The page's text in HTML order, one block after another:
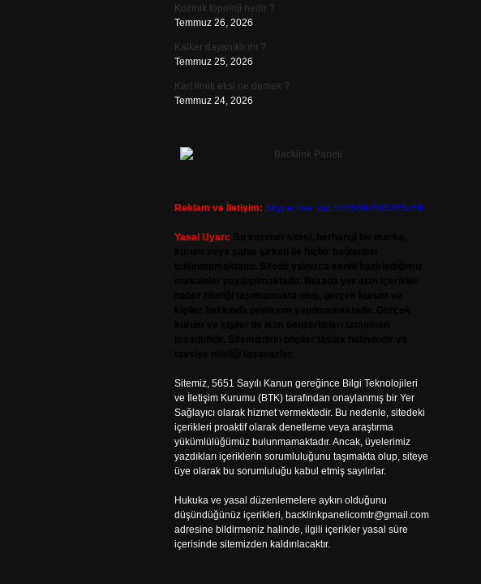
Kozmik topoloji nedir ?
Temmuz 26, 2026
Kalker dayanıklı mı ?
Temmuz 25, 2026
Kart limiti eksi ne demek ?
Temmuz 24, 2026
Reklam ve İletişim: Skype: live:.cid.575569c608265c69
Yasal Uyarı:
Sitemiz, 5651 Sayılı Kanun gereğince Bilgi Teknolojileri
ve İletişim Kurumu (BTK) tarafından onaylanmış bir Yer
Sağlayıcı olarak hizmet vermektedir. Bu nedenle, sitedeki
içerikleri proaktif olarak denetleme veya araştırma
yükümlülüğümüz bulunmamaktadır. Ancak, üyelerimiz
yazdıkları içeriklerin sorumluluğunu taşımakta olup, siteye
üye olarak bu sorumluluğu kabul etmiş sayılırlar.
Hukuka ve yasal düzenlemelere aykırı olduğunu
düşündüğünüz içerikleri, backlinkpanelicomtr@gmail.com
adresine bildirmeniz halinde, ilgili içerikler yasal süre
içerisinde sitemizden kaldırılacaktır.